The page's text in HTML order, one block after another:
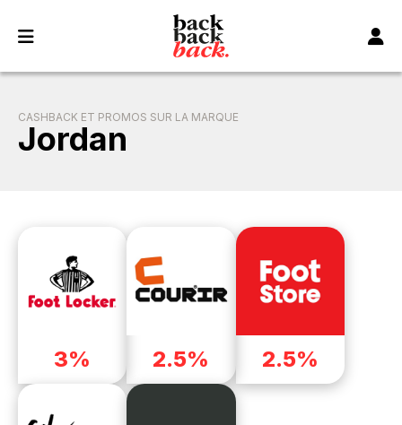
CASHBACK ET PROMOS SUR LA MARQUE
Jordan
3% 2.5% 2.5%